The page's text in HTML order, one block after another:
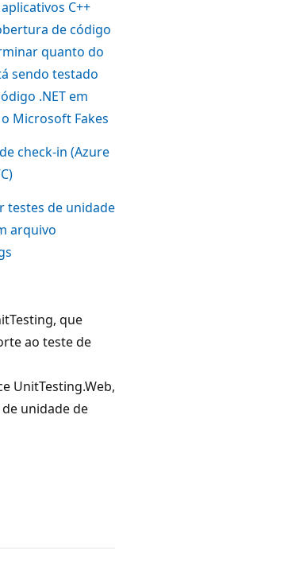
C++
de código
quanto do
sendo testado
.NET em
Microsoft Fakes
check-in (Azure
testes de unidade
arquivo
que
ao teste de
UnitTesting.Web,
unidade de